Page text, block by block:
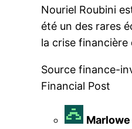
Nouriel Roubini
été un des rares
la crise financière
Source finance-
Financial Post
Marlowe